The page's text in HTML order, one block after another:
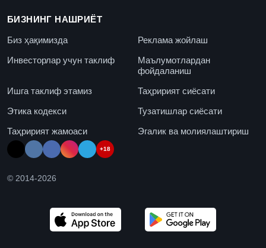
БИЗНИНГ НАШРИЁТ
Биз ҳақимизда
Реклама жойлаш
Инвесторлар учун таклиф
Маълумотлардан
фойдаланиш
Ишга таклиф этамиз
Таҳририят сиёсати
Этика кодекси
Тузатишлар сиёсати
Таҳририят жамоаси
Эгалик ва молиялаштириш
+18
© 2014-2026